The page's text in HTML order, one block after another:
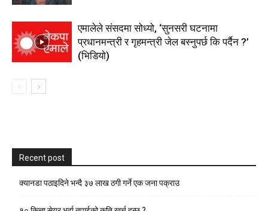
एमालेले संसदमा सोध्यो, ‘सुनसरी घटनामा
प्रधानमन्त्री र गृहमन्त्री जेल बस्नुपर्छ कि पर्दैन ?’
(भिडियाे)
Recent post
क्यानडा पठाइदिने भन्दै ३७ लाख ठगी गर्ने एक जना पक्राउ